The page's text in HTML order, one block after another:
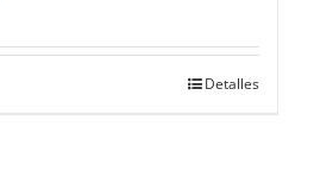
Detalles